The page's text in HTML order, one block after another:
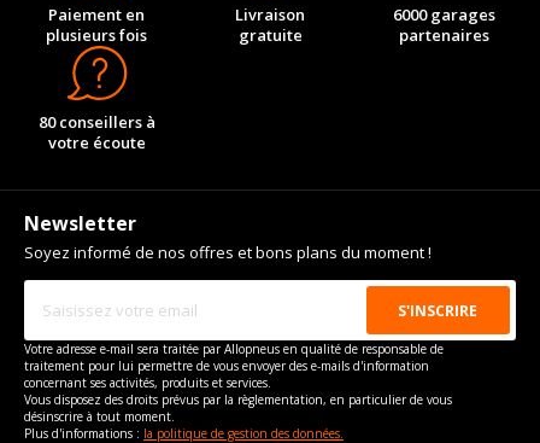
Paiement en
plusieurs fois
Livraison
gratuite
6000 garages
partenaires
80 conseillers à
votre écoute
Newsletter
Soyez informé de nos offres et bons plans du moment !
Votre adresse e-mail sera traitée par Allopneus en qualité de responsable de
traitement pour lui permettre de vous envoyer des e-mails d'information
concernant ses activités, produits et services.
Vous disposez des droits prévus par la règlementation, en particulier de vous
désinscrire à tout moment.
Plus d'informations : la politique de gestion des données.